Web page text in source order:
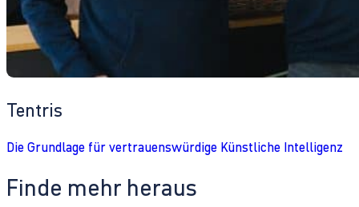
Tentris
Die Grundlage für vertrauenswürdige Künstliche Intelligenz
Finde mehr heraus